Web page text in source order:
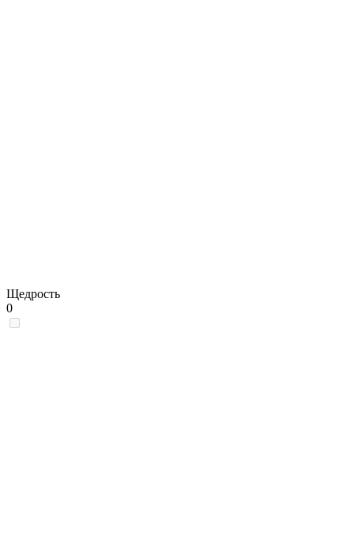
Щедрость
0